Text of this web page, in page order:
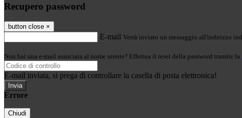
Recupero password
button close ×
E-mail Verrà inviato un messaggio all'indirizzo
Non hai una e-mail associata al nome utente? Effettua il reset della password tramite la
E-mail inviata, si prega di controllare la casella di posta elettronica!
Errore
Chiudi